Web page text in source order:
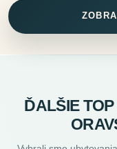
ĎALŠIE